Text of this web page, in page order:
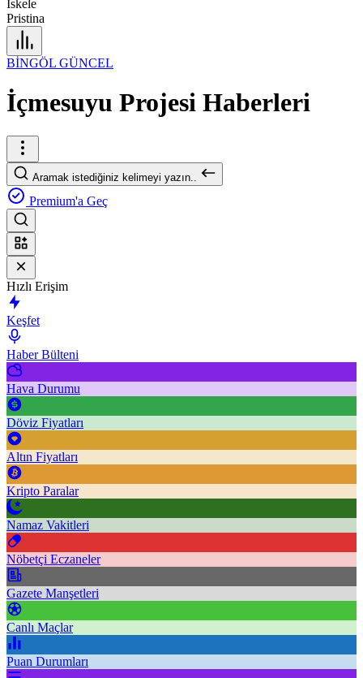
İskele
Pristina
BİNGÖL GÜNCEL
İçmesuyu Projesi Haberleri
Aramak istediğiniz kelimeyi yazın..
Premium'a Geç
Hızlı Erişim
Keşfet
Haber Bülteni
Hava Durumu
Döviz Fiyatları
Altın Fiyatları
Kripto Paralar
Namaz Vakitleri
Nöbetçi Eczaneler
Gazete Manşetleri
Canlı Maçlar
Puan Durumları